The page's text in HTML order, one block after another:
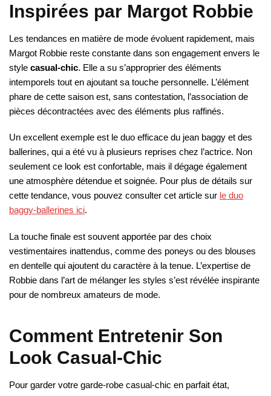
Inspirées par Margot Robbie
Les tendances en matière de mode évoluent rapidement, mais
Margot Robbie reste constante dans son engagement envers le
style casual-chic. Elle a su s’approprier des éléments
intemporels tout en ajoutant sa touche personnelle. L’élément
phare de cette saison est, sans contestation, l’association de
pièces décontractées avec des éléments plus raffinés.
Un excellent exemple est le duo efficace du jean baggy et des
ballerines, qui a été vu à plusieurs reprises chez l’actrice. Non
seulement ce look est confortable, mais il dégage également
une atmosphère détendue et soignée. Pour plus de détails sur
cette tendance, vous pouvez consulter cet article sur le duo
baggy-ballerines ici.
La touche finale est souvent apportée par des choix
vestimentaires inattendus, comme des poneys ou des blouses
en dentelle qui ajoutent du caractère à la tenue. L’expertise de
Robbie dans l’art de mélanger les styles s’est révélée inspirante
pour de nombreux amateurs de mode.
Comment Entretenir Son
Look Casual-Chic
Pour garder votre garde-robe casual-chic en parfait état,